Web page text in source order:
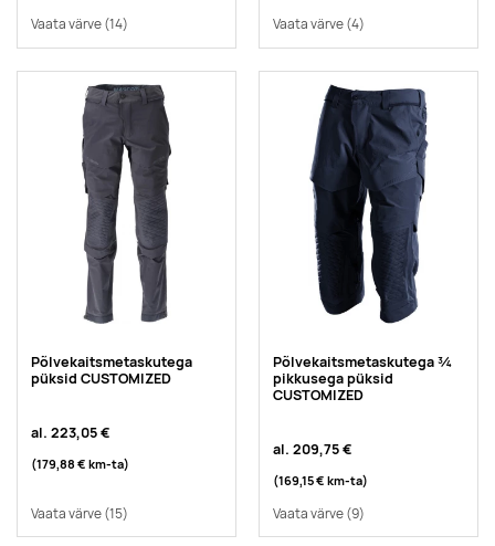
Vaata värve(14) Vaata värve(4)
Põlvekaitsmetaskutega
püksid CUSTOMIZED
al. 223,05 €
(179,88 € km-ta)
Vaata värve(15)
Põlvekaitsmetaskutega ¾
pikkusega püksid
CUSTOMIZED
al. 209,75 €
(169,15 € km-ta)
Vaata värve(9)